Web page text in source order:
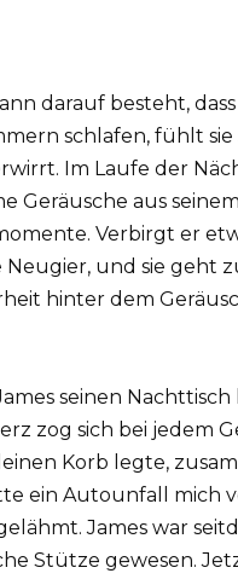
darauf besteht, dass
schlafen, fühlt sie
Im Laufe der
Geräusche aus
Verbirgt er
Neugier, und sie geht
hinter dem
seinen Nachttisch
zog sich bei jedem
Korb legte,
ein Autounfall mich
James war
Stütze gewesen.